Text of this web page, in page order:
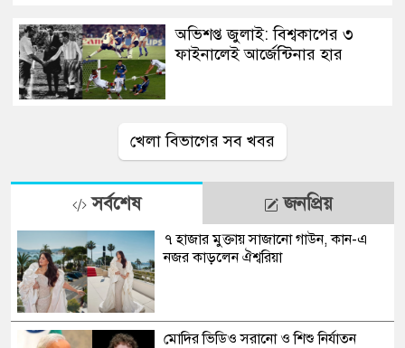
অভিশপ্ত জুলাই: বিশ্বকাপের ৩
ফাইনালেই আর্জেন্টিনার হার
খেলা বিভাগের সব খবর
সর্বশেষ জনপ্রিয়
৭ হাজার মুক্তায় সাজানো গাউন, কান-এ
নজর কাড়লেন ঐশ্বরিয়া
মোদির ভিডিও সরানো ও শিশু নির্যাতন